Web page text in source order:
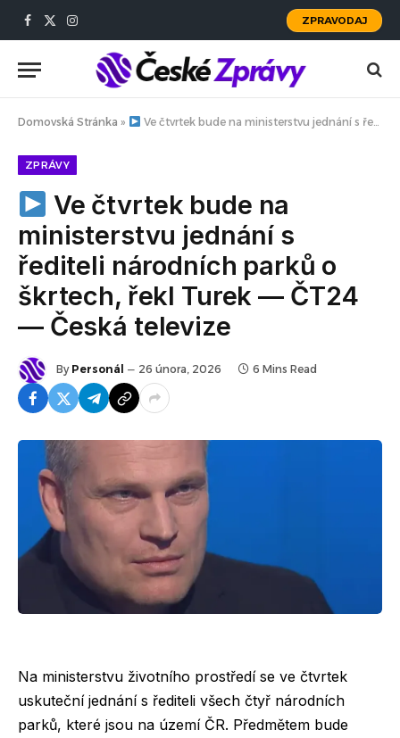
Facebook
X
Instagram
ZPRAVODAJ
Domovská Stránka » Ve čtvrtek bude na ministerstvu jednání s řediteli národních parků o škrtech, řekl Turek — ČT24 — Česká televize
ZPRÁVY
Ve čtvrtek bude na
ministerstvu jednání s
řediteli národních parků o
škrtech, řekl Turek — ČT24
— Česká televize
By Personál 26 února, 2026 6 Mins Read
Na ministerstvu životního prostředí se ve čtvrtek
uskuteční jednání s řediteli všech čtyř národních
parků, které jsou na území ČR. Předmětem bude